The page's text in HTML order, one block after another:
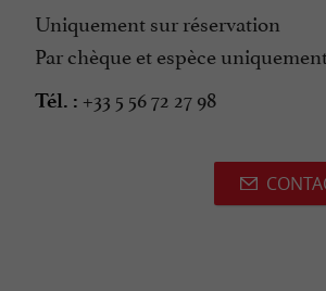
Uniquement sur réservation
Par chèque et espèce
Tél. : +33 5 56 72 27 98